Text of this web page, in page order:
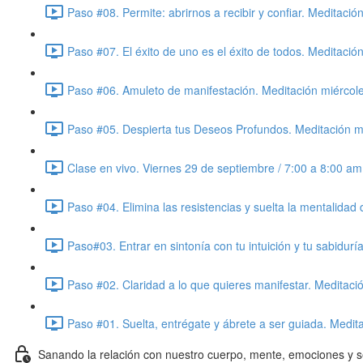
Paso #08. Permite: abrirnos a recibir y confiar.
Paso #07. El éxito de uno es el éxito de todos.
Paso #06. Amuleto de manifestación. Meditación
Paso #05. Despierta tus Deseos Profundos. Meditación
Clase en vivo. Viernes 29 de septiembre / 7:00 a 8:00
Paso #04. Elimina las resistencias y suelta la
Paso#03. Entrar en sintonía con tu intuición y tu
Paso #02. Claridad a lo que quieres manifestar.
Paso #01. Suelta, entrégate y ábrete a ser guiada.
Sanando la relación con nuestro cuerpo, mente, emociones y